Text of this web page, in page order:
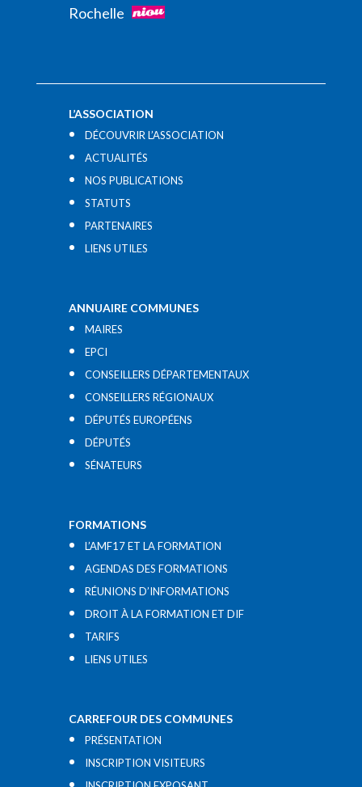
Rochelle
L’ASSOCIATION
DÉCOUVRIR L’ASSOCIATION
ACTUALITÉS
NOS PUBLICATIONS
STATUTS
PARTENAIRES
LIENS UTILES​
ANNUAIRE COMMUNES
MAIRES
EPCI
CONSEILLERS DÉPARTEMENTAUX
CONSEILLERS RÉGIONAUX
DÉPUTÉS EUROPÉENS
DÉPUTÉS
SÉNATEURS
FORMATIONS
L’AMF17 ET LA FORMATION
AGENDAS DES FORMATIONS
RÉUNIONS D’INFORMATIONS
DROIT À LA FORMATION ET DIF
TARIFS
LIENS UTILES​
CARREFOUR DES COMMUNES
PRÉSENTATION
INSCRIPTION VISITEURS